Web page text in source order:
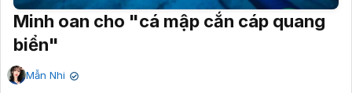
Minh oan cho "cá mập cắn cáp quang
biển"
Mẫn Nhi ✔